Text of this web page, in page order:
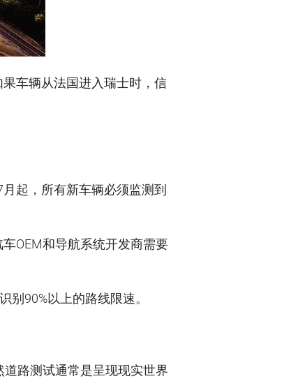
车辆从法国进入瑞士时，信
月起，所有新车辆必须监测到
OEM和导航系统开发商需要
90%以上的路线限速。
路测试通常是呈现现实世界